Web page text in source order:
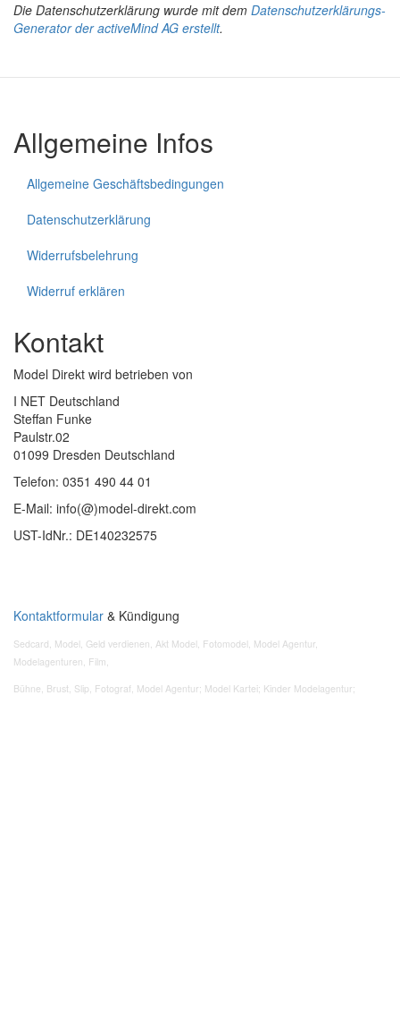
Die Datenschutzerklärung wurde mit dem Datenschutzerklärungs-
Generator der activeMind AG erstellt.
Allgemeine Infos
Allgemeine Geschäftsbedingungen
Datenschutzerklärung
Widerrufsbelehrung
Widerruf erklären
Kontakt
Model Direkt wird betrieben von
I NET Deutschland
Steffan Funke
Paulstr.02
01099 Dresden Deutschland
Telefon: 0351 490 44 01
E-Mail: info(@)model-direkt.com
UST-IdNr.: DE140232575
Kontaktformular & Kündigung
Sedcard, Model, Geld verdienen, Akt Model, Fotomodel, Model Agentur,
Modelagenturen, Film,
Bühne, Brust, Slip, Fotograf, Model Agentur; Model Kartei; Kinder Modelagentur;